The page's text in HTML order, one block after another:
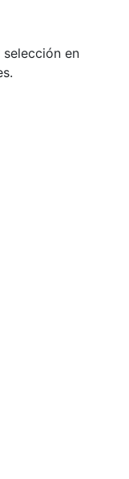
en